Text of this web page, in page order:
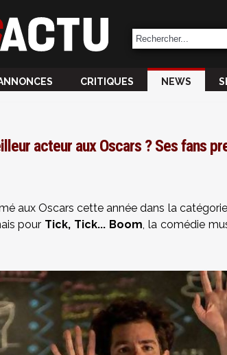
CRITIQUES NEWS
acteur aux Oscars ? Ses fans
aux Oscars cette année dans la
pour Tick, Tick... Boom, la comédie